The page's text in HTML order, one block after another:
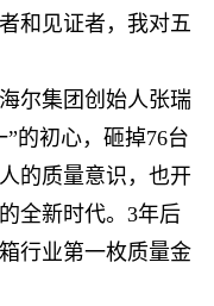
和见证者，我对五
尔集团创始人张瑞
的初心，砸掉76台
的质量意识，也开
全新时代。3年后
行业第一枚质量金